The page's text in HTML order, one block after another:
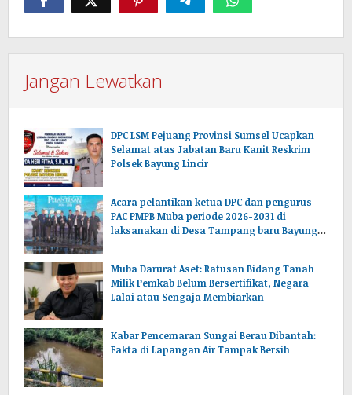
Jangan Lewatkan
DPC LSM Pejuang Provinsi Sumsel Ucapkan
Selamat atas Jabatan Baru Kanit Reskrim
Polsek Bayung Lincir
Acara pelantikan ketua DPC dan pengurus
PAC PMPB Muba periode 2026-2031 di
laksanakan di Desa Tampang baru Bayung
Muba Darurat Aset: Ratusan Bidang Tanah
Milik Pemkab Belum Bersertifikat, Negara
Lalai atau Sengaja Membiarkan
Kabar Pencemaran Sungai Berau Dibantah:
Fakta di Lapangan Air Tampak Bersih